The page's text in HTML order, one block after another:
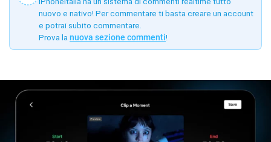
nuovo e nativo! Per commentare ti basta creare un account
e potrai subito commentare.
Prova la nuova sezione commenti!